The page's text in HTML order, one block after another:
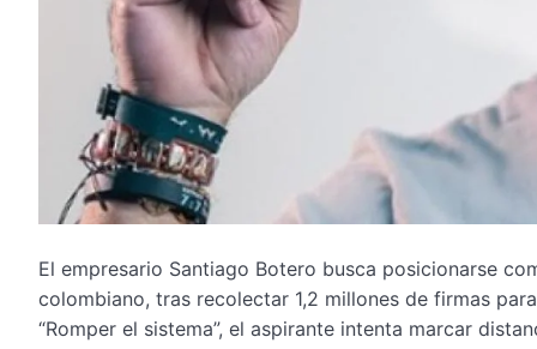
El empresario Santiago Botero busca posicionarse
colombiano, tras recolectar 1,2 millones de firmas
“Romper el sistema”, el aspirante intenta marcar